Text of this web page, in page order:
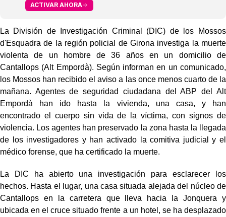
ACTIVAR AHORA
La División de Investigación Criminal (DIC) de los Mossos
d'Esquadra de la región policial de Girona investiga la muerte
violenta de un hombre de 36 años en un domicilio de
Cantallops (Alt Empordà). Según informan en un comunicado,
los Mossos han recibido el aviso a las once menos cuarto de la
mañana. Agentes de seguridad ciudadana del ABP del Alt
Empordà han ido hasta la vivienda, una casa, y han
encontrado el cuerpo sin vida de la víctima, con signos de
violencia. Los agentes han preservado la zona hasta la llegada
de los investigadores y han activado la comitiva judicial y el
médico forense, que ha certificado la muerte.
La DIC ha abierto una investigación para esclarecer los
hechos. Hasta el lugar, una casa situada alejada del núcleo de
Cantallops en la carretera que lleva hacia la Jonquera y
ubicada en el cruce situado frente a un hotel, se ha desplazado